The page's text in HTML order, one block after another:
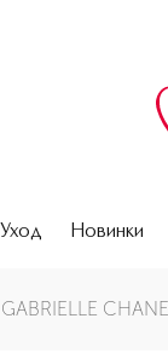
Уход Новинки
GABRIELLE